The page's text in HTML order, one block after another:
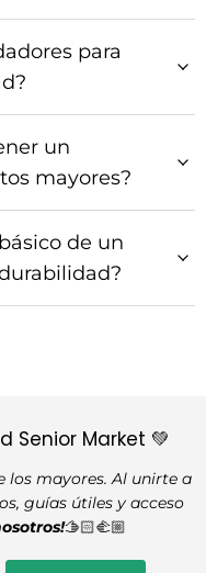
para
un
mayores?
de un
Senior Market 💚
los mayores. Al unirte a
guías útiles y acceso
🫱🏻‍🫲🏼